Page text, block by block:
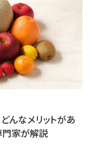
んなメリットがあ
門家が解説